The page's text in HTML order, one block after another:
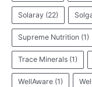
Solaray (22)
Supreme Nutrition (1)
Trace Minerals (1)
WellAware (1)